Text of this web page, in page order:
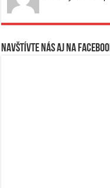
Navštívte nás aj na